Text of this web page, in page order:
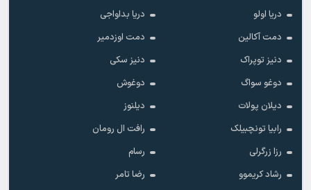
دریا اولو
دریا بداواجی
دمت آکالین
دمت اوزدمیر
دنیز توپراک
دنیز سکی
دوغو سواگ
دوغوش
دیلان پولات
دیلنوز
رابیا تونچبیلک
رافت ال رومان
رزا زرگرلی
رسام
رشاد کریموو
رضا تامر